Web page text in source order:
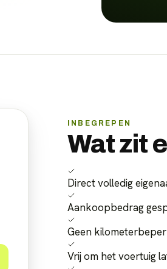
INBEGREPEN
Wat zit
Direct volledig
Aankoopbedrag
Geen
Vrij om het voertuig